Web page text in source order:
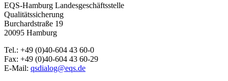
EQS-Hamburg Landesgeschäftsstelle
Qualitätssicherung
Burchardstraße 19
20095 Hamburg
Tel.: +49 (0)40-604 43 60-0
Fax: +49 (0)40-604 43 60-29
E-Mail: qsdialog@eqs.de